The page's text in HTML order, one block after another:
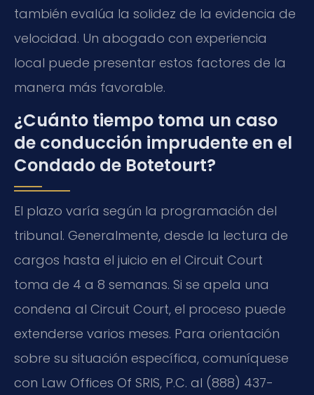
también evalúa la solidez de la evidencia de
velocidad. Un abogado con experiencia
local puede presentar estos factores de la
manera más favorable.
¿Cuánto tiempo toma un caso
de conducción imprudente en el
Condado de Botetourt?
El plazo varía según la programación del
tribunal. Generalmente, desde la lectura de
cargos hasta el juicio en el Circuit Court
toma de 4 a 8 semanas. Si se apela una
condena al Circuit Court, el proceso puede
extenderse varios meses. Para orientación
sobre su situación específica, comuníquese
con Law Offices Of SRIS, P.C. al (888) 437-